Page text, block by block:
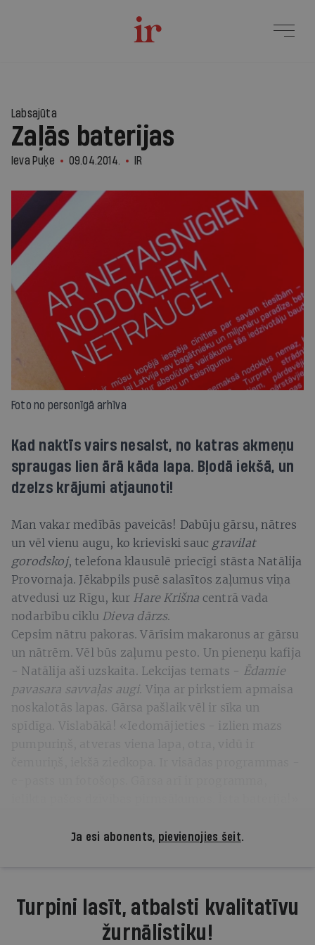
Labsajūta
Zaļās baterijas
Ieva Puķe 09.04.2014. IR
Foto no personīgā arhīva
Kad naktīs vairs nesalst, no katras akmeņu
spraugas lien ārā kāda lapa. Bļodā iekšā, un
dzelzs krājumi atjaunoti!
Man vakar medībās paveicās! Dabūju gārsu, nātres
un vēl vienu augu, ko krieviski sauc gravilat
gorodskoj, telefona klausulē priecīgi stāsta Natālija
Provornaja. Jēkabpils pusē salasītos zaļumus viņa
atvedusi uz Rīgu, kur Hare Krišna centrā vada
nodarbību ciklu Dieva dārzs.
Cepsim nātru pakoras. Vārīsim makaronus ar gārsu
un nātrēm. Vēl būs zaļumu pesto. Un pieneņu kafija
- Natālija aši uzskaita. Lekcijas temats - Ēdamie
pavasara savvaļas augi. Viņa ar pirkstiem apmaisa
noskalotās lapas. Gārsa pašlaik vēl ir sīka un
spīdīga. Vislabākā! «Iedomājieties - izlien mazs
Ja esi abonents, pievienojies šeit.
Turpini lasīt, atbalsti kvalitatīvu
žurnālistiku!